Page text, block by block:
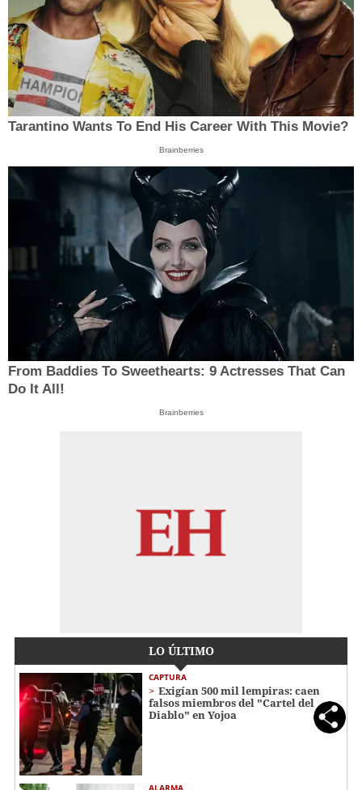
Tarantino Wants To End His Career With This Movie?
Brainberries
From Baddies To Sweethearts: 9 Actresses That Can
Do It All!
Brainberries
LO ÚLTIMO
CAPTURA
Exigían 500 mil lempiras: caen
falsos miembros del "Cartel del
Diablo" en Yojoa
ALARMA